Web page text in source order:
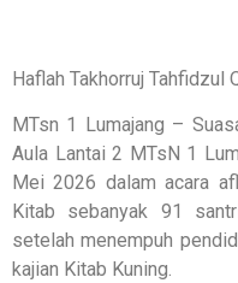
Haflah Takhorruj Tahfidzul
MTsn 1 Lumajang –
Aula Lantai 2 MTsN 1
Mei 2026 dalam acara
Kitab sebanyak 91
setelah menempuh
kajian Kitab Kuning.